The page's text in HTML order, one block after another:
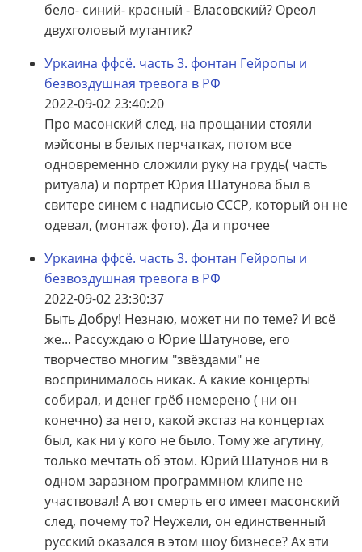
бело- синий- красный - Власовский? Ореол
двухголовый мутантик?
Уркаина ффсё. часть 3. фонтан Гейропы и
безвоздушная тревога в РФ
2022-09-02 23:40:20
Про масонский след, на прощании стояли
мэйсоны в белых перчатках, потом все
одновременно сложили руку на грудь( часть
ритуала) и портрет Юрия Шатунова был в
свитере синем с надписью СССР, который он не
одевал, (монтаж фото). Да и прочее
Уркаина ффсё. часть 3. фонтан Гейропы и
безвоздушная тревога в РФ
2022-09-02 23:30:37
Быть Добру! Незнаю, может ни по теме? И всё
же... Рассуждаю о Юрие Шатунове, его
творчество многим "звёздами" не
воспринималось никак. А какие концерты
собирал, и денег грёб немерено ( ни он
конечно) за него, какой экстаз на концертах
был, как ни у кого не было. Тому же агутину,
только мечтать об этом. Юрий Шатунов ни в
одном заразном программном клипе не
участвовал! А вот смерть его имеет масонский
след, почему то? Неужели, он единственный
русский оказался в этом шоу бизнесе? Ах эти